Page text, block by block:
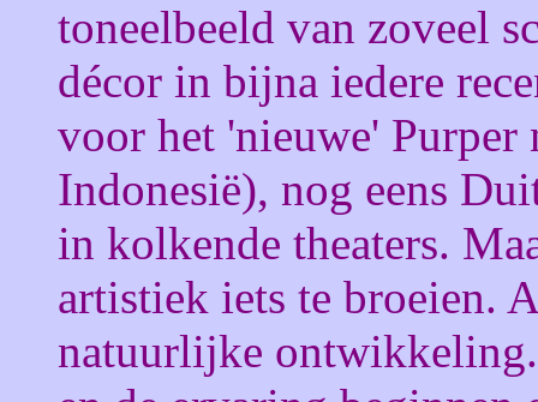
toneelbeeld van zoveel
décor in bijna iedere
voor het 'nieuwe' Purper
Indonesië), nog eens
in kolkende theaters.
artistiek iets te broeien.
natuurlijke